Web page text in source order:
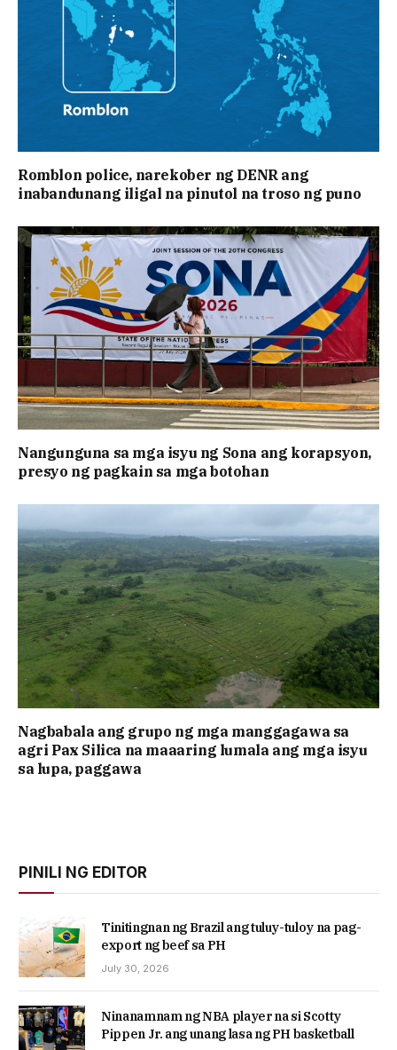
Romblon police, narekober ng DENR ang
inabandunang iligal na pinutol na troso ng puno
Nangunguna sa mga isyu ng Sona ang korapsyon,
presyo ng pagkain sa mga botohan
Nagbabala ang grupo ng mga manggagawa sa
agri Pax Silica na maaaring lumala ang mga isyu
sa lupa, paggawa
PINILI NG EDITOR
Tinitingnan ng Brazil ang tuluy-tuloy na pag-
export ng beef sa PH
July 30, 2026
Ninanamnam ng NBA player na si Scotty
Pippen Jr. ang unang lasa ng PH basketball